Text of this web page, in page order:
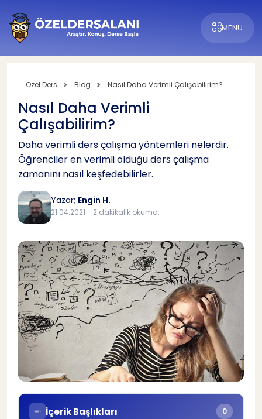
MENU
Özel Ders Blog Nasıl Daha Verimli Çalışabilirim?
Nasıl Daha Verimli
Çalışabilirim?
Daha verimli ders çalışma yöntemleri nelerdir.
Öğrenciler en verimli olduğu ders çalışma
zamanını nasıl keşfedebilirler.
Yazar; Engin H.
21.04.2021 - 2 dakikalık okuma.
İçerik Başlıkları 0